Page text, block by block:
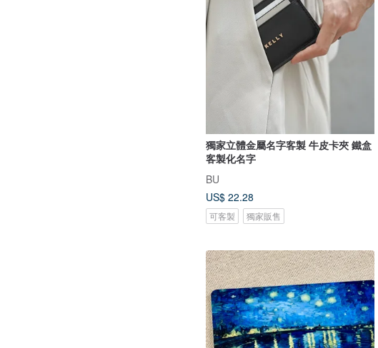
獨家立體金屬名字客製 牛皮卡夾 鐵盒
客製化名字
BU
US$ 22.28
可客製 獨家販售